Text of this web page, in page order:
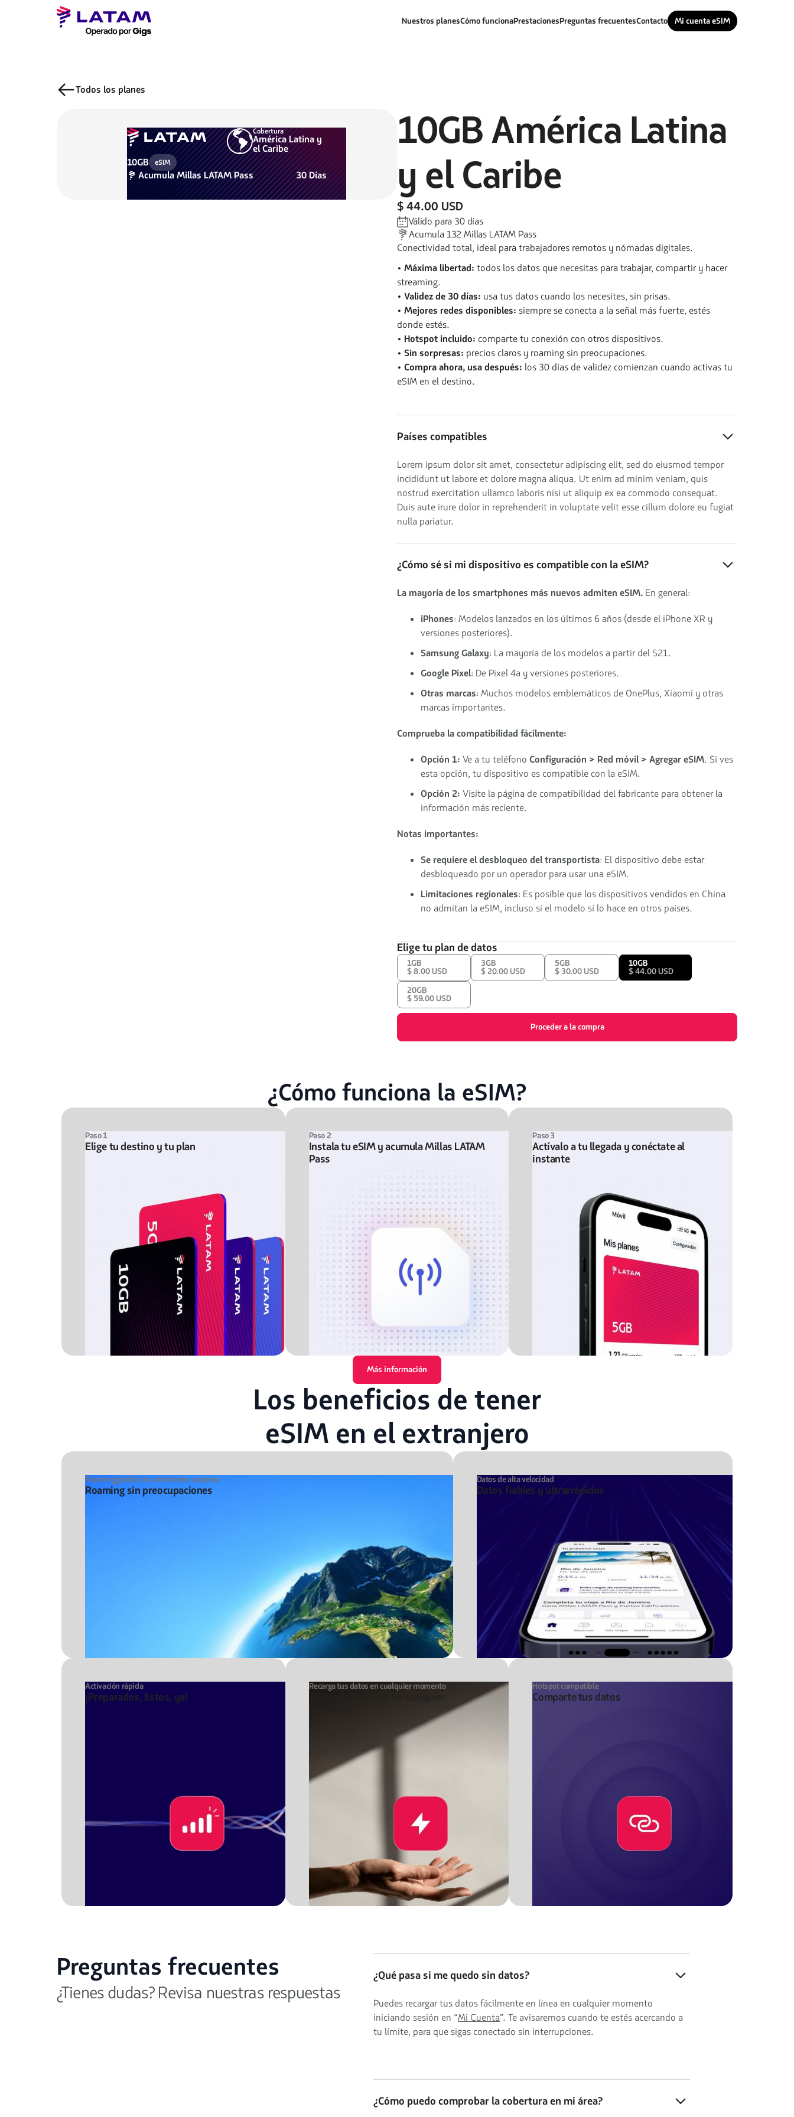
Nuestros planesCómo funcionaPrestacionesPreguntas frecuentesContacto Mi cuenta eSIM
Todos los planes
Cobertura
América Latina y
el Caribe
10GB
eSIM
AcumulaMillas LATAM Pass 30Días
10GBAmérica Latina
y el Caribe
$ 44.00 USD
Válido para 30días
Acumula132 Millas LATAM Pass
Conectividad total, ideal para trabajadores remotos y nómadas digitales.
• Máxima libertad: todos los datos que necesitas para trabajar, compartir y hacer
streaming.
• Validez de 30 días: usa tus datos cuando los necesites, sin prisas.
• Mejores redes disponibles: siempre se conecta a la señal más fuerte, estés
donde estés.
• Hotspot incluido: comparte tu conexión con otros dispositivos.
• Sin sorpresas: precios claros y roaming sin preocupaciones.
• Compra ahora, usa después: los 30 días de validez comienzan cuando activas tu
eSIM en el destino.
Países compatibles
Lorem ipsum dolor sit amet, consectetur adipiscing elit, sed do eiusmod tempor
incididunt ut labore et dolore magna aliqua. Ut enim ad minim veniam, quis
nostrud exercitation ullamco laboris nisi ut aliquip ex ea commodo consequat.
Duis aute irure dolor in reprehenderit in voluptate velit esse cillum dolore eu fugiat
nulla pariatur.
¿Cómo sé si mi dispositivo es compatible con la eSIM?
La mayoría de los smartphones más nuevos admiten eSIM. En general:
iPhones: Modelos lanzados en los últimos 6 años (desde el iPhone XR y
versiones posteriores).
Samsung Galaxy: La mayoría de los modelos a partir del S21.
Google Pixel: De Pixel 4a y versiones posteriores.
Otras marcas: Muchos modelos emblemáticos de OnePlus, Xiaomi y otras
marcas importantes.
Comprueba la compatibilidad fácilmente:
Opción 1: Ve a tu teléfono Configuración > Red móvil > Agregar eSIM. Si ves
esta opción, tu dispositivo es compatible con la eSIM.
Opción 2: Visite la página de compatibilidad del fabricante para obtener la
información más reciente.
Notas importantes:
Se requiere el desbloqueo del transportista: El dispositivo debe estar
desbloqueado por un operador para usar una eSIM.
Limitaciones regionales: Es posible que los dispositivos vendidos en China
no admitan la eSIM, incluso si el modelo sí lo hace en otros países.
Elige tu plan de datos
1GB
$ 8.00 USD
3GB
$ 20.00 USD
5GB
$ 30.00 USD
10GB
$ 44.00 USD
20GB
$ 59.00 USD
Proceder a la compra
¿Cómo funciona la eSIM?
Paso 1
Elige tu destino y tu plan
Paso 2
Instala tu eSIM y acumula Millas LATAM
Pass
Paso 3
Actívalo a tu llegada y conéctate al
instante
Más información
Los beneficios de tener
eSIM en el extranjero
Roaming global sin comisiones sorpresa
Roaming sin preocupaciones
Datos de alta velocidad
Datos fiables y ultrarrápidos
Activación rápida
¡Preparados, listos, ya!
Recarga tus datos en cualquier momento Hotspot compatible
Comparte tus datos
Preguntas frecuentes
¿Tienes dudas? Revisa nuestras respuestas
¿Qué pasa si me quedo sin datos?
Puedes recargar tus datos fácilmente en línea en cualquier momento
iniciando sesión en “Mi Cuenta”. Te avisaremos cuando te estés acercando a
tu límite, para que sigas conectado sin interrupciones.
¿Cómo puedo comprobar la cobertura en mi área?